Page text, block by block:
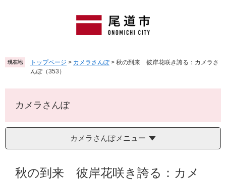
頭
で
。
飛
ば
て
へ
現在地 トップページ > カメラさんぽ > 秋の到来 彼岸花咲き誇る：カメラさ
んぽ（353）
カメラさんぽ
カメラさんぽメニュー
秋の到来 彼岸花咲き誇る：カメ